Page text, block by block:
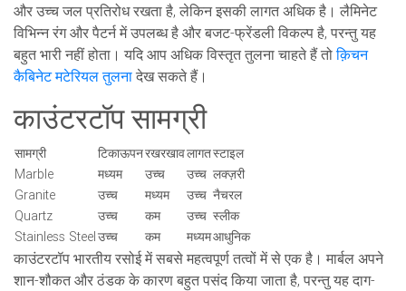
और उच्च जल प्रतिरोध रखता है, लेकिन इसकी लागत अधिक है। लैमिनेट
विभिन्न रंग और पैटर्न में उपलब्ध है और बजट-फ्रेंडली विकल्प है, परन्तु यह
बहुत भारी नहीं होता। यदि आप अधिक विस्तृत तुलना चाहते हैं तोक़िचन
कैबिनेट मटेरियल तुलना देख सकते हैं।
काउंटरटॉप सामग्री
सामग्री टिकाऊपनरखरखावलागतस्टाइल
Marble
मध्यम उच्च उच्च लक्ज़री
Granite
उच्च मध्यम उच्च नैचरल
Quartz
उच्च कम उच्च स्लीक
Stainless Steelउच्च कम मध्यमआधुनिक
काउंटरटॉप भारतीय रसोई में सबसे महत्वपूर्ण तत्वों में से एक है। मार्बल अपने
शान-शौकत और ठंडक के कारण बहुत पसंद किया जाता है, परन्तु यह दाग-